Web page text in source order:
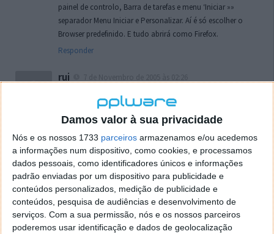
Damos valor à sua privacidade
Nós e os nossos 1733 parceiros armazenamos e/ou acedemos
a informações num dispositivo, como cookies, e processamos
dados pessoais, como identificadores únicos e informações
padrão enviadas por um dispositivo para publicidade e
conteúdos personalizados, medição de publicidade e
conteúdos, pesquisa de audiências e desenvolvimento de
serviços. Com a sua permissão, nós e os nossos parceiros
poderemos usar identificação e dados de geolocalização
painel de controlo, Barra de tarefas e menu ‘Iniciar »»
separador Menu Iniciar e Personalizar. Aí é só escolher o
Browser predefinido. E tudo abrirá como Firefox.
Responder
rui
localizaçao referida n se encontra la nada k me permita por
o firefox como browser predefenido
Ja percorri o painel
tentei apagar o explorer na tentativa de forçar o uso do
firefox mas em vao. Kaso te lembres de outra dica fico
agradecido, caso contrario obrigado a mesma
Responder
Vítor M.
7 de Novembro de 2005 às 01:39
@Reporter